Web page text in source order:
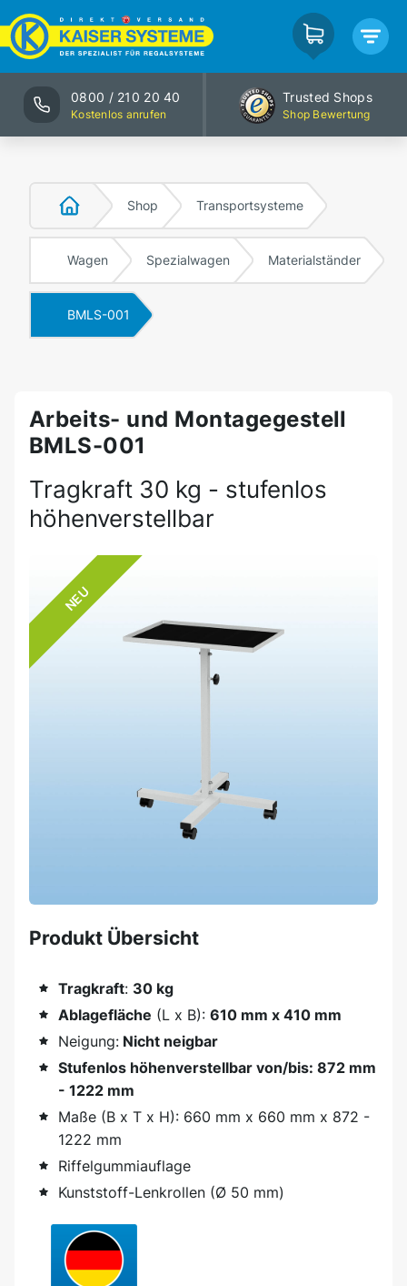
0800 / 210 20 40
Kostenlos anrufen
Trusted Shops
Shop Bewertung
Shop Transportsysteme
Wagen Spezialwagen Materialständer
BMLS-001
Arbeits- und Montagegestell
BMLS-001
Tragkraft 30 kg - stufenlos
höhenverstellbar
NEU
Produkt Übersicht
Tragkraft: 30 kg
Ablagefläche (L x B): 610 mm x 410 mm
Neigung: Nicht neigbar
Stufenlos höhenverstellbar von/bis: 872 mm
- 1222 mm
Maße (B x T x H): 660 mm x 660 mm x 872 -
1222 mm
Riffelgummiauflage
Kunststoff-Lenkrollen (Ø 50 mm)